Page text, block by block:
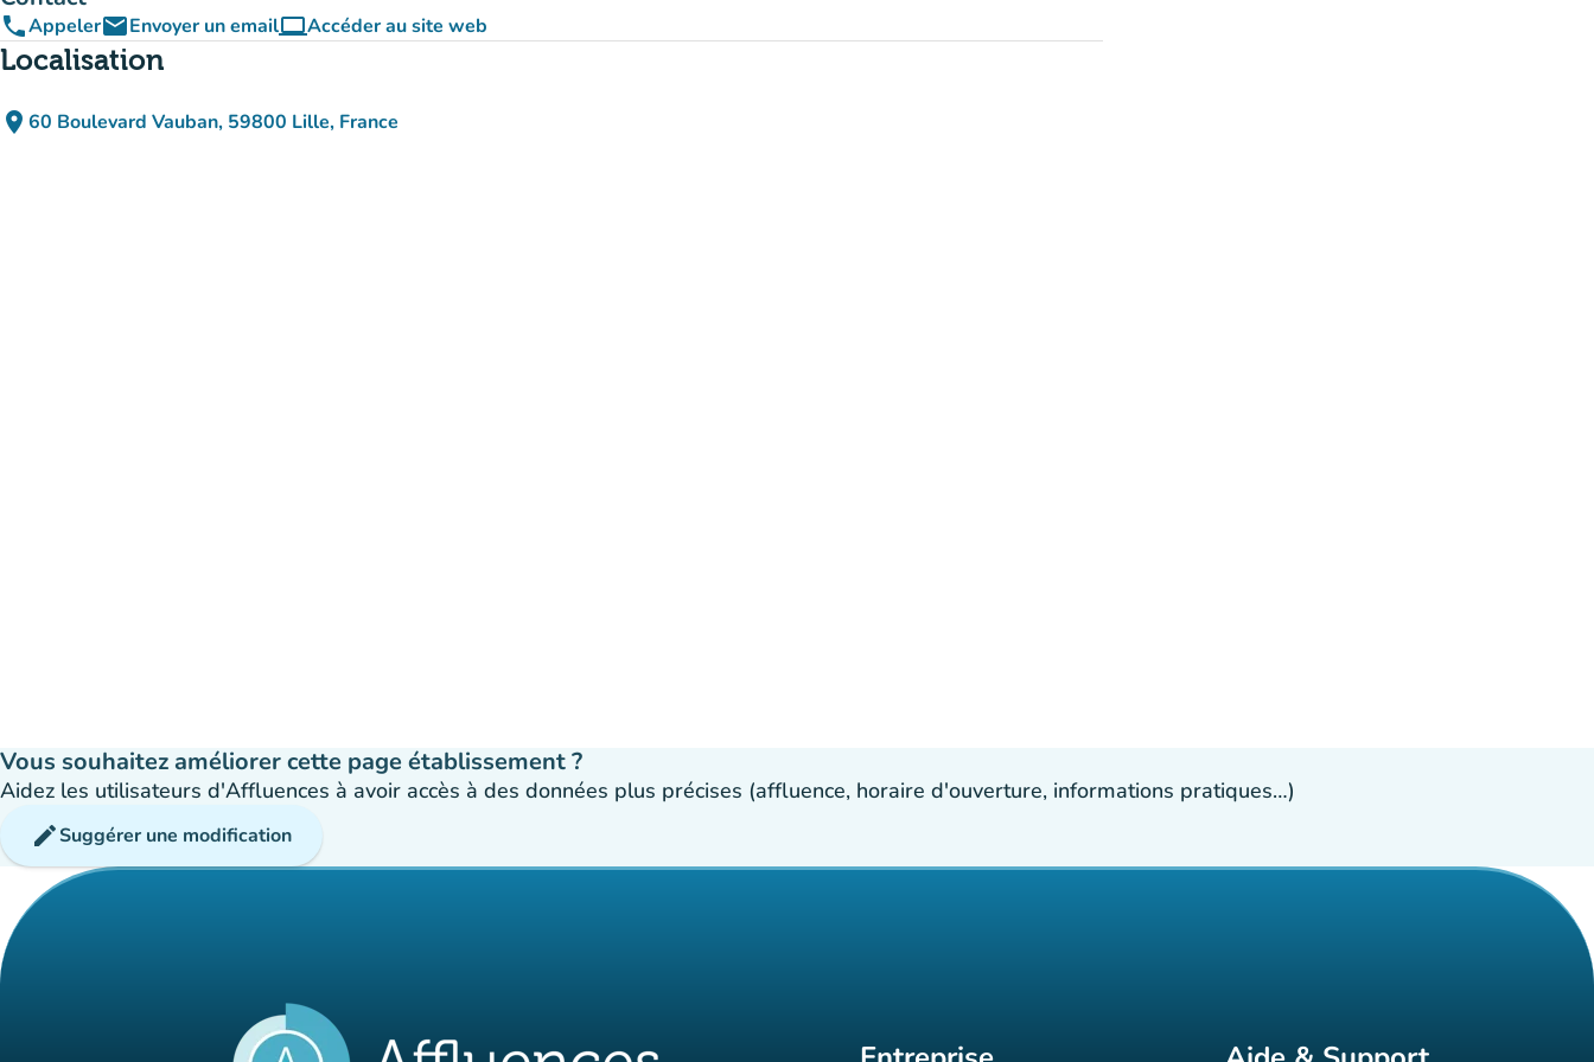
phoneAppeleremailEnvoyer un emailcomputerAccéder au site web
(nouvel onglet)
Localisation
place 60 Boulevard Vauban, 59800 Lille, France
(ouvrir dans Google Maps)
(nouvel onglet)
Vous souhaitez améliorer cette page établissement ?
Aidez les utilisateurs d'Affluences à avoir accès à des données plus précises (affluence, horaire d'ouverture, informations pratiques…)
editSuggérer une modification